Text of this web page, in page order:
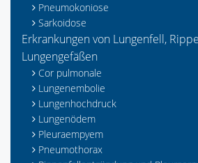
Pneumokoniose
Sarkoidose
Erkrankungen von Lungenfell,
Lungengefäßen
Cor pulmonale
Lungenembolie
Lungenhochdruck
Lungenödem
Pleuraempyem
Pneumothorax